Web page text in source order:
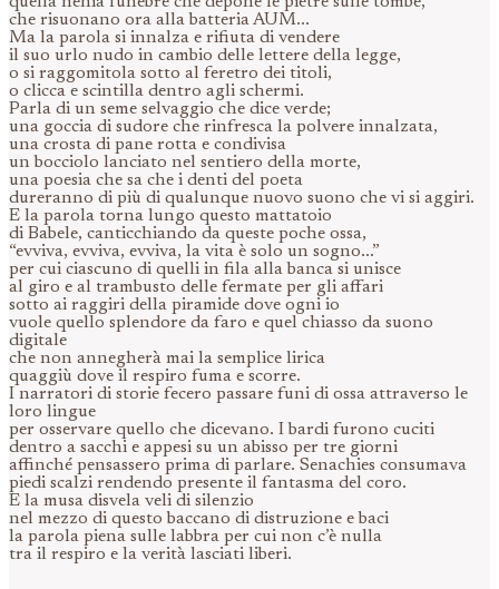
che risuonano ora alla batteria AUM...
Ma la parola si innalza e rifiuta di vendere
il suo urlo nudo in cambio delle lettere della legge,
o si raggomitola sotto al feretro dei titoli,
o clicca e scintilla dentro agli schermi.
Parla di un seme selvaggio che dice verde;
una goccia di sudore che rinfresca la polvere innalzata,
una crosta di pane rotta e condivisa
un bocciolo lanciato nel sentiero della morte,
una poesia che sa che i denti del poeta
dureranno di più di qualunque nuovo suono che vi si aggiri.
E la parola torna lungo questo mattatoio
di Babele, canticchiando da queste poche ossa,
“evviva, evviva, evviva, la vita è solo un sogno...”
per cui ciascuno di quelli in fila alla banca si unisce
al giro e al trambusto delle fermate per gli affari
sotto ai raggiri della piramide dove ogni io
vuole quello splendore da faro e quel chiasso da suono
digitale
che non annegherà mai la semplice lirica
quaggiù dove il respiro fuma e scorre.
I narratori di storie fecero passare funi di ossa attraverso le
loro lingue
per osservare quello che dicevano. I bardi furono cuciti
dentro a sacchi e appesi su un abisso per tre giorni
affinché pensassero prima di parlare. Senachies consumava
piedi scalzi rendendo presente il fantasma del coro.
E la musa disvela veli di silenzio
nel mezzo di questo baccano di distruzione e baci
la parola piena sulle labbra per cui non c’è nulla
tra il respiro e la verità lasciati liberi.